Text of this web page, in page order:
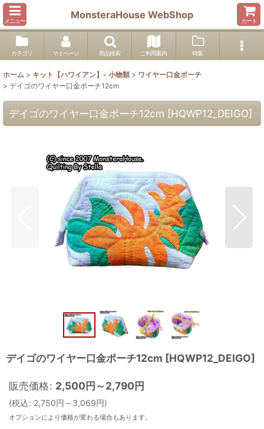
メニュー
MonsteraHouse WebShop
カート
カテゴリ マイページ 商品検索 ご利用案内 特集
ホーム > キット【ハワイアン】- 小物類 > ワイヤー口金ポーチ
> デイゴのワイヤー口金ポーチ12cm
デイゴのワイヤー口金ポーチ12cm [HQWP12_DEIGO]
デイゴのワイヤー口金ポーチ12cm [HQWP12_DEIGO]
販売価格: 2,500円～2,790円
(税込: 2,750円 ～3,069円)
オプションにより価格が変わる場合もあります。